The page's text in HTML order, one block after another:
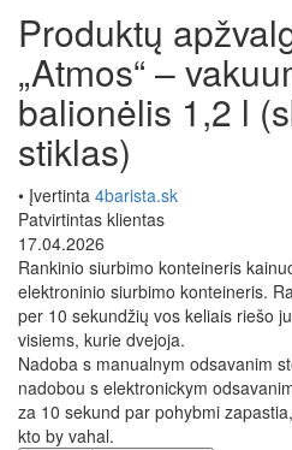
Produktų
„Atmos“ –
balionėlis 1,2 l
stiklas)
• Įvertinta 4barista.sk
Patvirtintas klientas
17.04.2026
Rankinio siurbimo konteineris
elektroninio siurbimo konteineris.
per 10 sekundžių vos keliais riešo
visiems, kurie dvejoja.
Nadoba s manualnym odsavanim
nadobou s elektronickym
za 10 sekund par pohybmi
kto by vahal.